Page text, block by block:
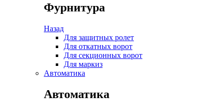
Фурнитура
Назад
Для защитных ролет
Для откатных ворот
Для секционных ворот
Для маркиз
Автоматика
Автоматика